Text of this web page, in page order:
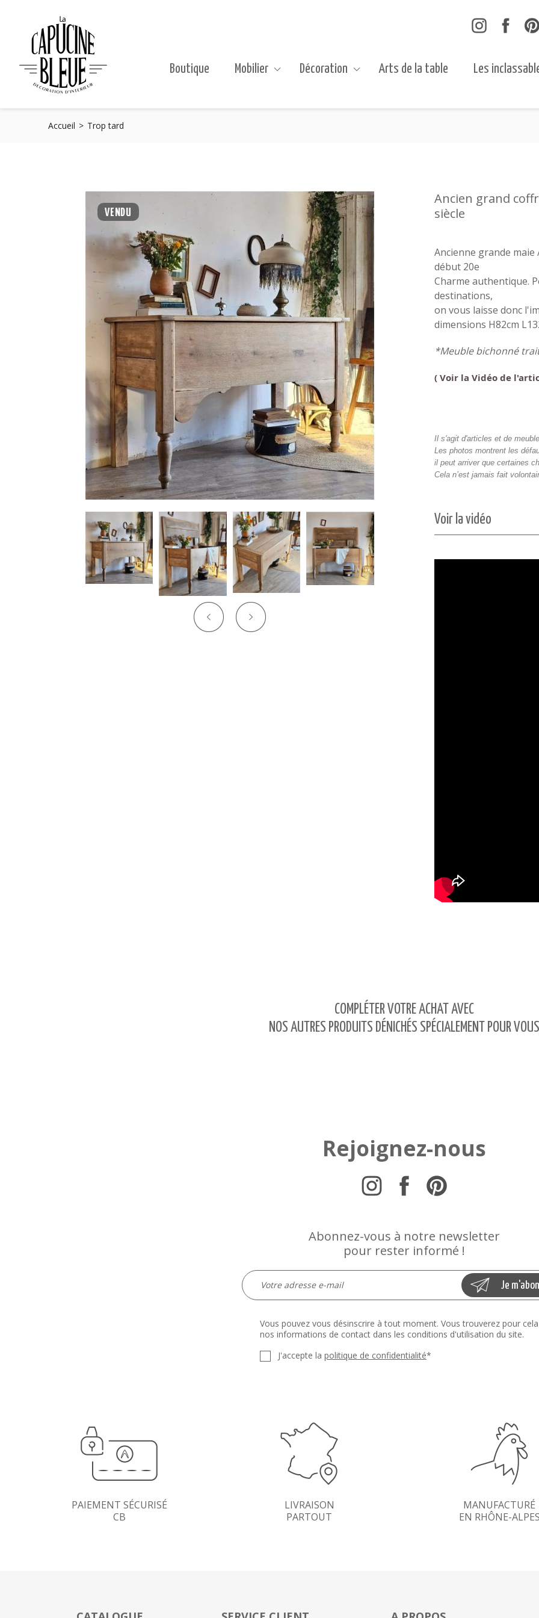
Boutique Mobilier Décoration Arts de la table Les
Accueil Trop tard
VENDU
Ancien grand
siècle
Ancienne grande
début 20e
Charme authentique.
destinations,
on vous laisse donc
dimensions H82cm
*Meuble bichonné
( Voir la Vidéo de
Il s'agit d'articles et de
Les photos montrent les
il peut arriver que certaines
Cela n’est jamais fait
Voir la vidéo
COMPLÉTER VOTRE ACHAT AVEC
NOS AUTRES PRODUITS DÉNICHÉS SPÉCIALEMENT POUR VOUS
Rejoignez-nous
Abonnez-vous à notre newsletter
pour rester informé !
Vous pouvez vous désinscrire à tout moment. Vous trouverez pour cela
nos informations de contact dans les conditions d'utilisation du site.
J'accepte la politique de confidentialité*
PAIEMENT SÉCURISÉ
CB
LIVRAISON
PARTOUT
MANUFACTURÉ
EN RHÔNE-